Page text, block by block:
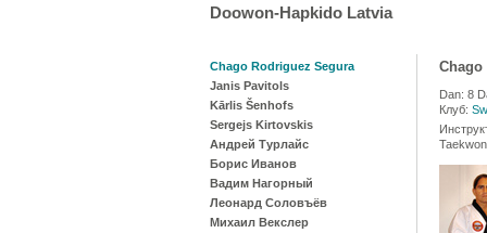
Doowon-Hapkido Latvia
Chago Rodriguez Segura
Janis Pavitols
Kārlis Šenhofs
Sergejs Kirtovskis
Андрей Турлайс
Борис Иванов
Вадим Нагорный
Леонард Соловъёв
Михаил Векслер
Chago
Dan: 8
Клуб: